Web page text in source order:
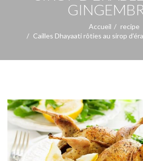
Accueil
recipe
Cailles Dhayaati rôties au sirop